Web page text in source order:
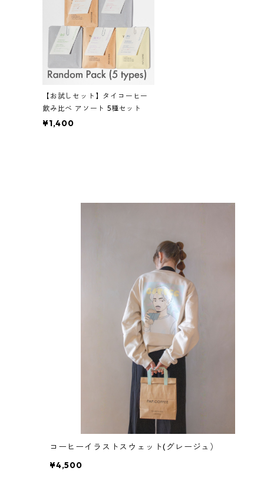
【お試しセット】タイコーヒー
飲み比べ アソート 5種セット
¥1,400
コーヒーイラストスウェット(グレージュ）
¥4,500